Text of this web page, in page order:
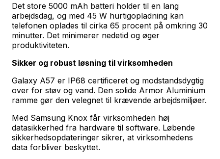
Det store 5000 mAh batteri holder til en lang
arbejdsdag, og med 45 W hurtigopladning kan
telefonen oplades til cirka 65 procent på omkring 30
minutter. Det minimerer nedetid og øger
produktiviteten.
Sikker og robust løsning til virksomheden
Galaxy A57 er IP68 certificeret og modstandsdygtig
over for støv og vand. Den solide Armor Aluminium
ramme gør den velegnet til krævende arbejdsmiljøer.
Med Samsung Knox får virksomheden høj
datasikkerhed fra hardware til software. Løbende
sikkerhedsopdateringer sikrer, at virksomhedens
data forbliver beskyttet.